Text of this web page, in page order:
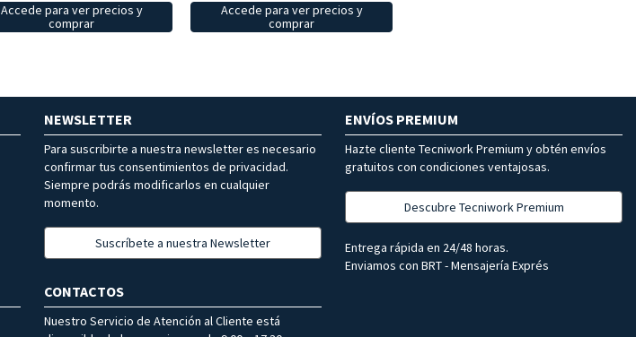
Accede para ver precios y
comprar
Accede para ver precios y
comprar
NEWSLETTER
Para suscribirte a nuestra newsletter es necesario
confirmar tus consentimientos de privacidad.
Siempre podrás modificarlos en cualquier
momento.
Suscríbete a nuestra Newsletter
ENVÍOS PREMIUM
Hazte cliente Tecniwork Premium y obtén envíos
gratuitos con condiciones ventajosas.
Descubre Tecniwork Premium
Entrega rápida en 24/48 horas.
Enviamos con BRT - Mensajería Exprés
CONTACTOS
Nuestro Servicio de Atención al Cliente está